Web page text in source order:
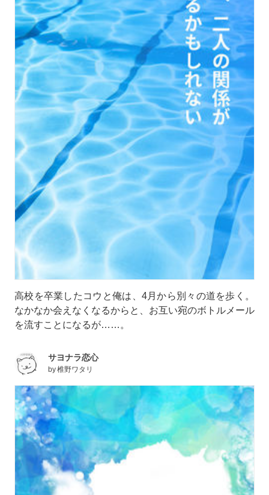
高校を卒業したコウと俺は、4月から別々の道を歩く。
なかなか会えなくなるからと、お互い宛のボトルメール
を流すことになるが……。
サヨナラ恋心
by椎野ワタリ